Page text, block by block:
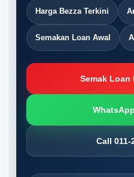
Harga Bezza Terkini
Semakan Loan Awal
Semak Loan
Call 011-